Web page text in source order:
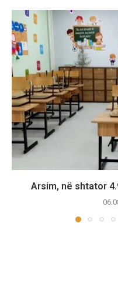
Arsim, në shtator